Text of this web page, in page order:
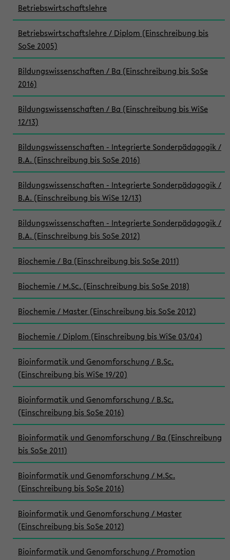
Betriebswirtschaftslehre
Betriebswirtschaftslehre / Diplom (Einschreibung bis
SoSe 2005)
Bildungswissenschaften / Ba (Einschreibung bis SoSe
2016)
Bildungswissenschaften / Ba (Einschreibung bis WiSe
12/13)
Bildungswissenschaften - Integrierte Sonderpädagogik /
B.A. (Einschreibung bis SoSe 2016)
Bildungswissenschaften - Integrierte Sonderpädagogik /
B.A. (Einschreibung bis WiSe 12/13)
Bildungswissenschaften - Integrierte Sonderpädagogik /
B.A. (Einschreibung bis SoSe 2012)
Biochemie / Ba (Einschreibung bis SoSe 2011)
Biochemie / M.Sc. (Einschreibung bis SoSe 2018)
Biochemie / Master (Einschreibung bis SoSe 2012)
Biochemie / Diplom (Einschreibung bis WiSe 03/04)
Bioinformatik und Genomforschung / B.Sc.
(Einschreibung bis WiSe 19/20)
Bioinformatik und Genomforschung / B.Sc.
(Einschreibung bis SoSe 2016)
Bioinformatik und Genomforschung / Ba (Einschreibung
bis SoSe 2011)
Bioinformatik und Genomforschung / M.Sc.
(Einschreibung bis SoSe 2016)
Bioinformatik und Genomforschung / Master
(Einschreibung bis SoSe 2012)
Bioinformatik und Genomforschung / Promotion